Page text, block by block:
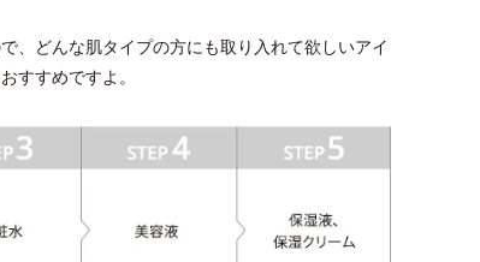
、どんな肌タイプの方にも取り入れて欲しいアイ
すすめですよ。